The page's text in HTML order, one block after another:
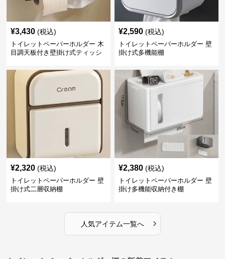
¥3,430 (税込)
トイレットペーパーホルダー 木
目調天板付き壁掛け式ティッシ
¥2,590 (税込)
トイレットペーパーホルダー 壁
掛け式多機能棚
¥2,320 (税込)
トイレットペーパーホルダー 壁
掛け式二層収納棚
¥2,380 (税込)
トイレットペーパーホルダー 壁
掛け多機能収納付き棚
人気アイテム一覧へ ›